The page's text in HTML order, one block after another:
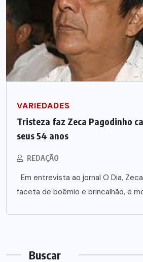
VARIEDADES
Tristeza faz Zeca Pagodinho
seus 54 anos
REDAÇÃO
Em entrevista ao jornal O Dia,
faceta de boêmio e brincalhão, e
Buscar